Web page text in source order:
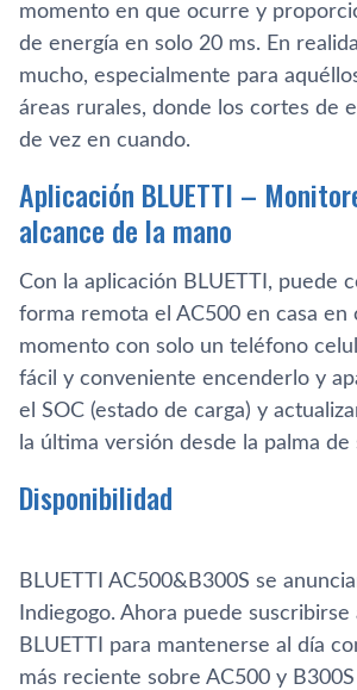
momento en que ocurre y
de energía en solo 20 ms. En
mucho, especialmente para
áreas rurales, donde los cortes de
de vez en cuando.
Aplicación BLUETTI –
alcance de la mano
Con la aplicación BLUETTI, puede
forma remota el AC500 en casa en
momento con solo un teléfono
fácil y conveniente encenderlo y
el SOC (estado de carga) y
la última versión desde la palma de
Disponibilidad
BLUETTI AC500&B300S se
Indiegogo. Ahora puede
BLUETTI para mantenerse al día
más reciente sobre AC500 y